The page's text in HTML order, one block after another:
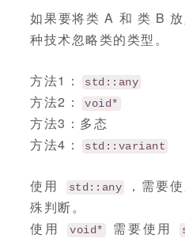
如果要将类 A 和 类 B
种技术忽略类的类型。
方法1： std::any
方法2： void*
方法3：多态
方法4：
std::variant
使用 std::any ，需要
殊判断。
使用
void* 需要使用